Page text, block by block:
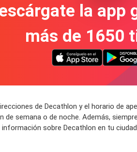
la app
más de 1650
de Decathlon y el horario de
de semana o de noche. Además,
sobre Decathlon en tu